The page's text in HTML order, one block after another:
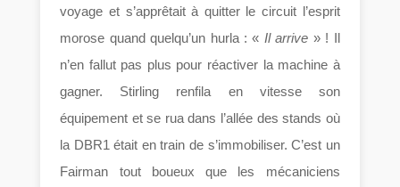
voyage et s’apprêtait à quitter le circuit l’esprit
morose quand quelqu’un hurla : « Il arrive » ! Il
n’en fallut pas plus pour réactiver la machine à
gagner. Stirling renfila en vitesse son
équipement et se rua dans l’allée des stands où
la DBR1 était en train de s’immobiliser. C’est un
Fairman tout boueux que les mécaniciens